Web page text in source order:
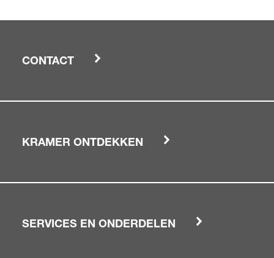
CONTACT
KRAMER ONTDEKKEN
SERVICES EN ONDERDELEN